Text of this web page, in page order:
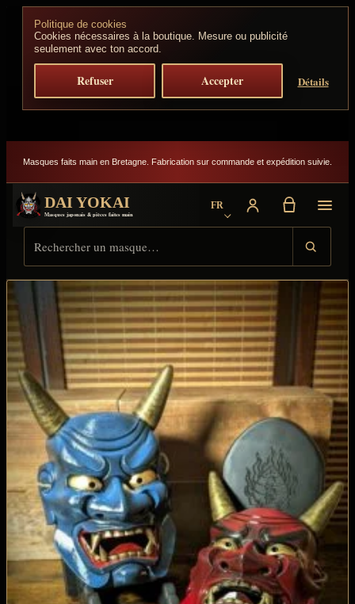
Politique de cookies
Cookies nécessaires à la boutique. Mesure ou publicité
seulement avec ton accord.
Refuser Accepter Détails
Aller au contenu
Masques faits main en Bretagne. Fabrication sur commande et expédition suivie.
DAI YOKAI
Masques japonais & pièces faites main
FR
Choisir la langue